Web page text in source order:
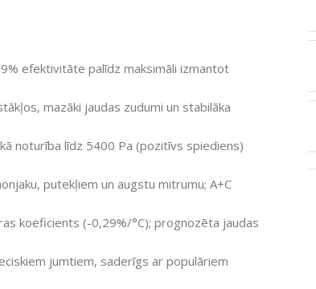
efektivitāte palīdz maksimāli izmantot
mazāki jaudas zudumi un stabilāka
noturība līdz 5400 Pa (pozitīvs spiediens)
putekļiem un augstu mitrumu; A+C
koeficients (-0,29%/°C); prognozēta jaudas
jumtiem, saderīgs ar populāriem